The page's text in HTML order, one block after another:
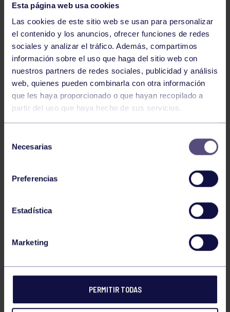
Esta página web usa cookies
Las cookies de este sitio web se usan para personalizar
el contenido y los anuncios, ofrecer funciones de redes
sociales y analizar el tráfico. Además, compartimos
información sobre el uso que haga del sitio web con
nuestros partners de redes sociales, publicidad y análisis
web, quienes pueden combinarla con otra información
que les haya proporcionado o que hayan recopilado a
partir del uso que haya hecho de sus servicios.
Necesarias
Preferencias
Estadística
Marketing
PERMITIR TODAS
que se celebrará del 25 al 28 de junio, en una
competición que reúne a más de 1.300 deportistas de
toda España.
Tras el primer día de Campeonato, podemos estar
orgullosos de la grupista Olivia Álvarez, que ha
conseguido la segunda posición en paralelas categoría
Base 2, ¡enhorabuena, grupista!
NOTICIAS RELACIONADAS